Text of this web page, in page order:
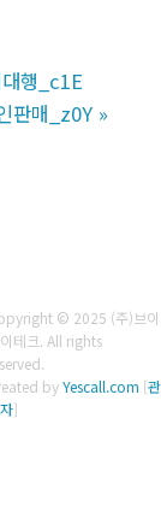
행_c1E
판매_z0Y »
© 2025 (주)브이
테크. All rights
byYescall.com [관
]